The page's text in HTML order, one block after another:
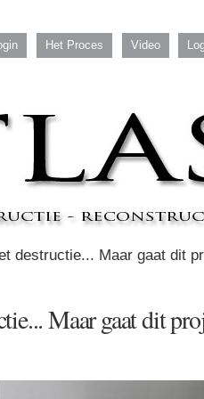
Het Proces Video
destructie... Maar gaat dit
Maar gaat dit